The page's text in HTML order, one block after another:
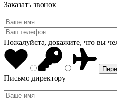
Заказать звонок
Пожалуйста, докажите, что вы
Письмо директору